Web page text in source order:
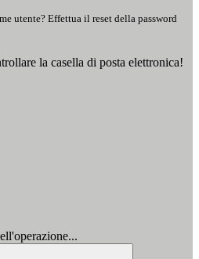
utente? Effettua il reset della password
la casella di posta elettronica!